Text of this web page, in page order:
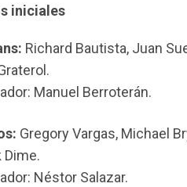
iniciales
Richard Bautista, Juan
Manuel Berroterán.
Gregory Vargas, Michael
Dime.
Néstor Salazar.